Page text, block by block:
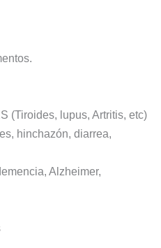
(Tiroides, lupus, Artritis, etc)
hinchazón, diarrea,
Alzheimer,